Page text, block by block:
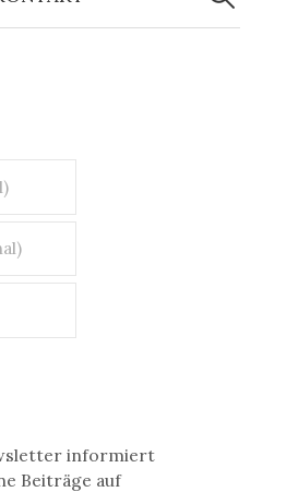
informiert
Beiträge auf